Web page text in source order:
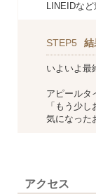
LINEIDな
STEP5 結
いよいよ最
アピールタ
「もう少し
気になった
アクセス